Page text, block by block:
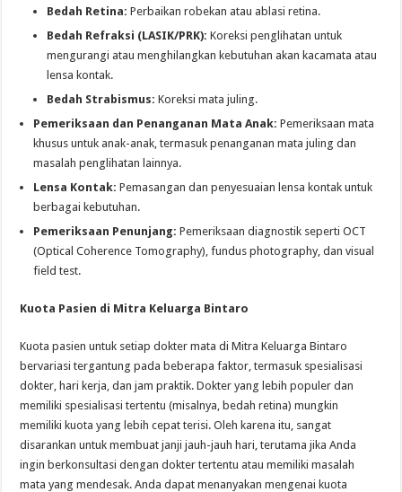
Bedah Retina: Perbaikan robekan atau ablasi retina.
Bedah Refraksi (LASIK/PRK): Koreksi penglihatan untuk
mengurangi atau menghilangkan kebutuhan akan kacamata atau
lensa kontak.
Bedah Strabismus: Koreksi mata juling.
Pemeriksaan dan Penanganan Mata Anak: Pemeriksaan mata
khusus untuk anak-anak, termasuk penanganan mata juling dan
masalah penglihatan lainnya.
Lensa Kontak: Pemasangan dan penyesuaian lensa kontak untuk
berbagai kebutuhan.
Pemeriksaan Penunjang: Pemeriksaan diagnostik seperti OCT
(Optical Coherence Tomography), fundus photography, dan visual
field test.
Kuota Pasien di Mitra Keluarga Bintaro
Kuota pasien untuk setiap dokter mata di Mitra Keluarga Bintaro
bervariasi tergantung pada beberapa faktor, termasuk spesialisasi
dokter, hari kerja, dan jam praktik. Dokter yang lebih populer dan
memiliki spesialisasi tertentu (misalnya, bedah retina) mungkin
memiliki kuota yang lebih cepat terisi. Oleh karena itu, sangat
disarankan untuk membuat janji jauh-jauh hari, terutama jika Anda
ingin berkonsultasi dengan dokter tertentu atau memiliki masalah
mata yang mendesak. Anda dapat menanyakan mengenai kuota